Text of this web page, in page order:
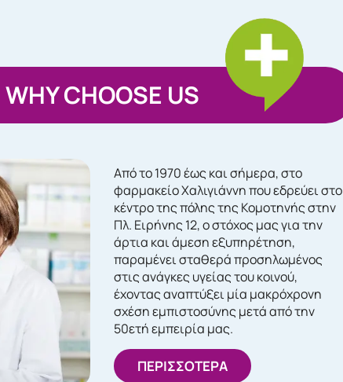
WHY CHOOSE US
Από το 1970 έως και σήμερα, στο
φαρμακείο Χαλιγιάννη που εδρεύει στο
κέντρο της πόλης της Κομοτηνής στην
Πλ. Ειρήνης 12, ο στόχος μας για την
άρτια και άμεση εξυπηρέτηση,
παραμένει σταθερά προσηλωμένος
στις ανάγκες υγείας του κοινού,
έχοντας αναπτύξει μία μακρόχρονη
σχέση εμπιστοσύνης μετά από την
50ετή εμπειρία μας.
ΠΕΡΙΣΣΟΤΕΡΑ